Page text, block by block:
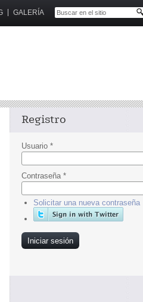
GALERÍA
Registro
Usuario *
Contraseña *
Solicitar una nueva contraseña